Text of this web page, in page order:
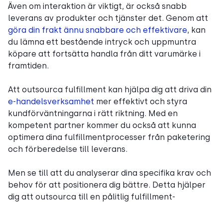
Även om interaktion är viktigt, är också snabb
leverans av produkter och tjänster det. Genom att
göra din frakt ännu snabbare och effektivare, kan
du lämna ett bestående intryck och uppmuntra
köpare att fortsätta handla från ditt varumärke i
framtiden.
Att outsourca fulfillment kan hjälpa dig att driva din
e-handelsverksamhet mer effektivt och styra
kundförväntningarna i rätt riktning. Med en
kompetent partner kommer du också att kunna
optimera dina fulfillmentprocesser från paketering
och förberedelse till leverans.
Men se till att du analyserar dina specifika krav och
behov för att positionera dig bättre. Detta hjälper
dig att outsourca till en pålitlig fulfillment-